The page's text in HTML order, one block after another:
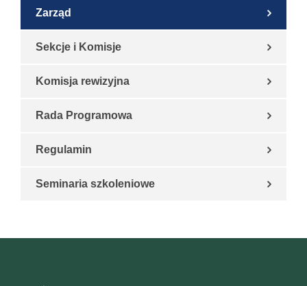
Zarząd
Sekcje i Komisje
Komisja rewizyjna
Rada Programowa
Regulamin
Seminaria szkoleniowe